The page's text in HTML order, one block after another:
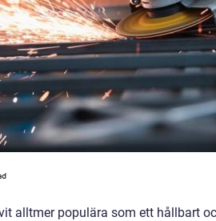
alltmer populära som ett hållbart